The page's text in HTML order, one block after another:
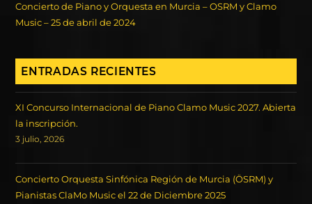
Concierto de Piano y Orquesta en Murcia – OSRM y Clamo
Music – 25 de abril de 2024
ENTRADAS RECIENTES
XI Concurso Internacional de Piano Clamo Music 2027. Abierta
la inscripción.
3 julio, 2026
Concierto Orquesta Sinfónica Región de Murcia (ÖSRM) y
Pianistas ClaMo Music el 22 de Diciembre 2025